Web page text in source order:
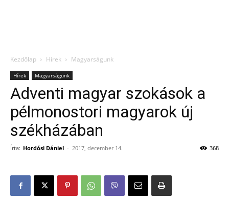
Kezdőlap Hírek Magyarságunk
Hírek Magyarságunk
Adventi magyar szokások a
pélmonostori magyarok új
székházában
Írta: Hordósi Dániel - 2017, december 14. 368